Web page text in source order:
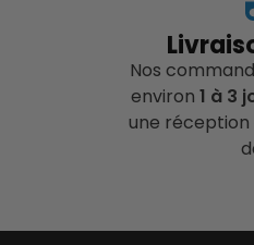
Nos
environ 1 à 3
une réception